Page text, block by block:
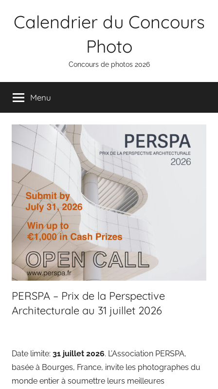
Calendrier du Concours
Photo
Concours de photos 2026
Menu
PERSPA – Prix de la Perspective
Architecturale au 31 juillet 2026
Date limite: 31 juillet 2026. L’Association PERSPA,
basée à Bourges, France, invite les photographes du
monde entier à soumettre leurs meilleures